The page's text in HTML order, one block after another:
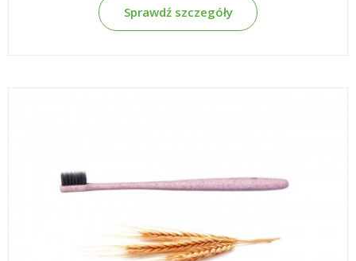
Sprawdź szczegóły